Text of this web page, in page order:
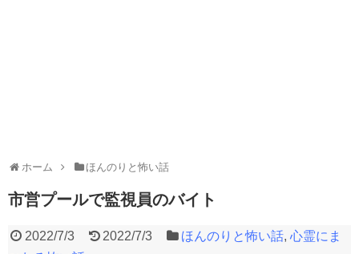
ホーム ほんのりと怖い話
市営プールで監視員のバイト
2022/7/3 2022/7/3 ほんのりと怖い話,心霊にま